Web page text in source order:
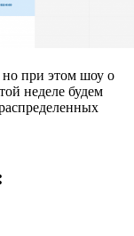
при этом шоу о
неделе будем